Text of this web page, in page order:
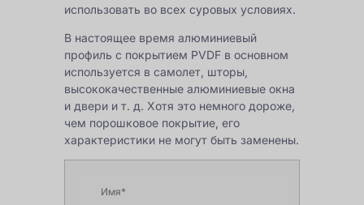
использовать во всех суровых условиях.
В настоящее время алюминиевый
профиль с покрытием PVDF в основном
используется в самолет , шторы,
высококачественные алюминиевые окна
и двери и т. д. Хотя это немного дороже,
чем порошковое покрытие, его
характеристики не могут быть заменены.